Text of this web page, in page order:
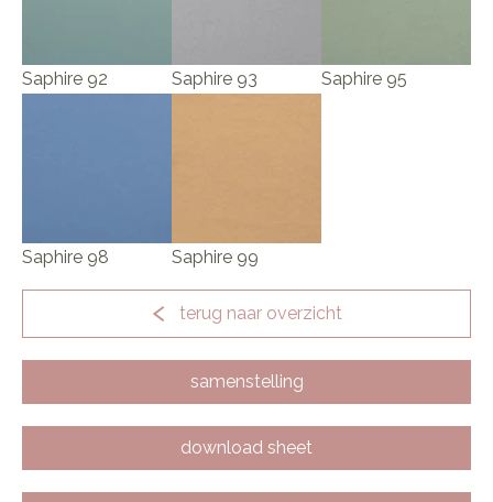
Saphire 92 Saphire 93 Saphire 95
Saphire 98 Saphire 99
terug naar overzicht
samenstelling
download sheet